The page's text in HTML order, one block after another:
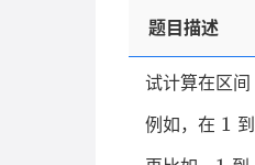
题目描述
试计算在区间
例如，在 1
1 到